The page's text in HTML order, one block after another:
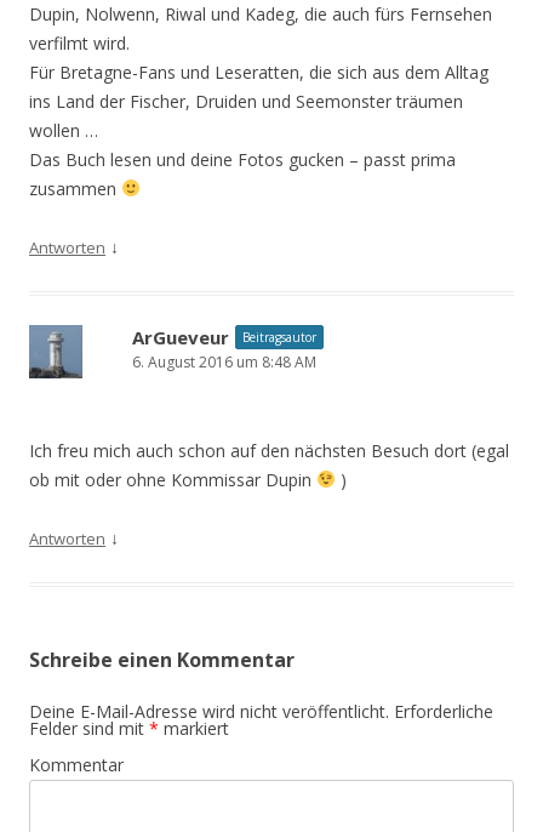
Dupin, Nolwenn, Riwal und Kadeg, die auch fürs Fernsehen
verfilmt wird.
Für Bretagne-Fans und Leseratten, die sich aus dem Alltag
ins Land der Fischer, Druiden und Seemonster träumen
wollen …
Das Buch lesen und deine Fotos gucken – passt prima
zusammen
Antworten ↓
ArGueveur Beitragsautor
6. August 2016 um 8:48 AM
Ich freu mich auch schon auf den nächsten Besuch dort (egal
ob mit oder ohne Kommissar Dupin
)
Antworten ↓
Schreibe einen Kommentar
Deine E-Mail-Adresse wird nicht veröffentlicht. Erforderliche
Felder sind mit * markiert
Kommentar